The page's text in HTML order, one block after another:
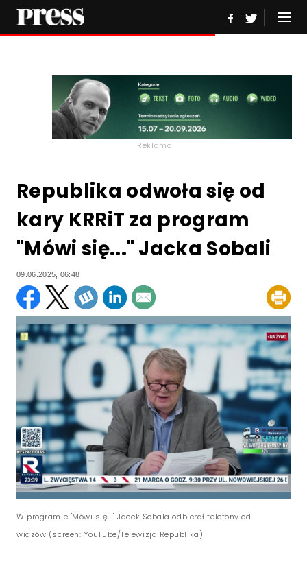
Reklama
Republika odwoła się od
kary KRRiT za program
"Mówi się..." Jacka Sobali
09.06.2025, 06:48
W programie "Mówi się..." Jacek Sobala odbierał telefony od
widzów (screen: YouTube/Telewizja Republika)